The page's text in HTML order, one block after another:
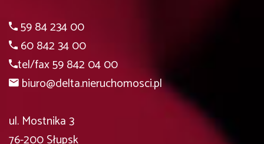
59 84 234 00
60 842 34 00
tel/fax 59 842 04 00
biuro@delta.nieruchomosci.pl
ul. Mostnika 3
76-200 Słupsk